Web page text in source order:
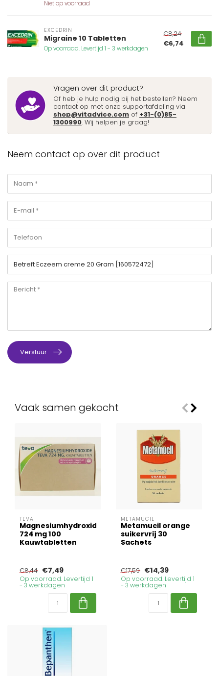
Niet op voorraad
EXCEDRIN
Migraine 10 Tabletten
Op voorraad. Levertijd 1 - 3 werkdagen
€8,24
€6,74
Vragen over dit product?
Of heb je hulp nodig bij het bestellen? Neem
contact op met onze supportafdeling via
shop@vitadvice.com of +31-(0)85-
1300990. Wij helpen je graag!
Neem contact op over dit product
Verstuur
Vaak samen gekocht
TEVA
Magnesiumhydroxide
724 mg 100
Kauwtabletten
€8,44 €7,49
Op voorraad. Levertijd 1
- 3 werkdagen
METAMUCIL
Metamucil orange
suikervrij 30
Sachets
€17,59 €14,39
Op voorraad. Levertijd 1
- 3 werkdagen